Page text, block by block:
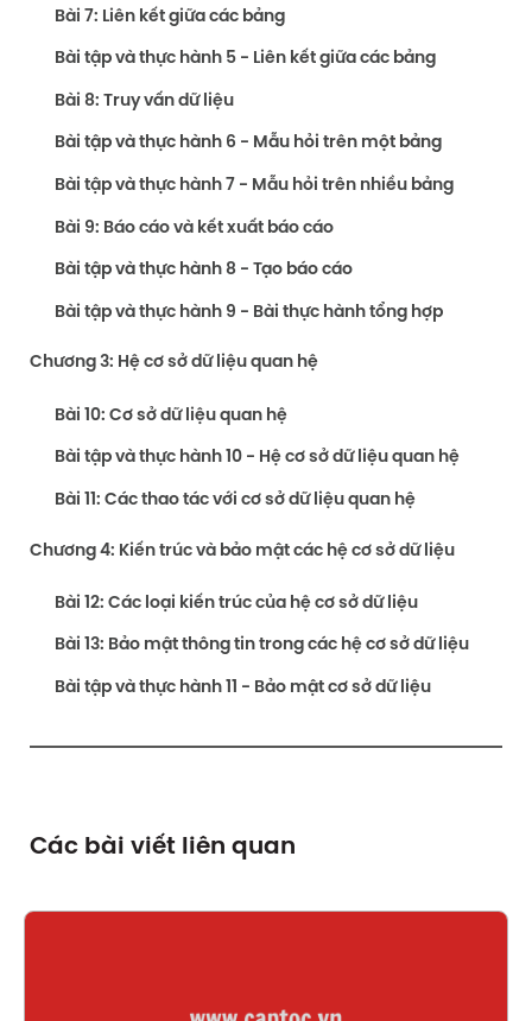
Bài 7: Liên kết giữa các bảng
Bài tập và thực hành 5 - Liên kết giữa các bảng
Bài 8: Truy vấn dữ liệu
Bài tập và thực hành 6 - Mẫu hỏi trên một bảng
Bài tập và thực hành 7 - Mẫu hỏi trên nhiều bảng
Bài 9: Báo cáo và kết xuất báo cáo
Bài tập và thực hành 8 - Tạo báo cáo
Bài tập và thực hành 9 - Bài thực hành tổng hợp
Chương 3: Hệ cơ sở dữ liệu quan hệ
Bài 10: Cơ sở dữ liệu quan hệ
Bài tập và thực hành 10 - Hệ cơ sở dữ liệu quan hệ
Bài 11: Các thao tác với cơ sở dữ liệu quan hệ
Chương 4: Kiến trúc và bảo mật các hệ cơ sở dữ liệu
Bài 12: Các loại kiến trúc của hệ cơ sở dữ liệu
Bài 13: Bảo mật thông tin trong các hệ cơ sở dữ liệu
Bài tập và thực hành 11 - Bảo mật cơ sở dữ liệu
Các bài viết liên quan